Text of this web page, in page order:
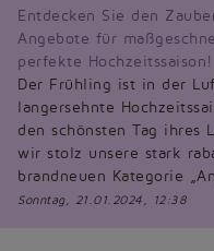
Entdecken Sie den
Angebote für
perfekte Hochzeitssaison!
Der Frühling ist in der
langersehnte
den schönsten Tag ihres
wir stolz unsere stark
brandneuen Kategorie
Sonntag, 21.01.2024, 12:38